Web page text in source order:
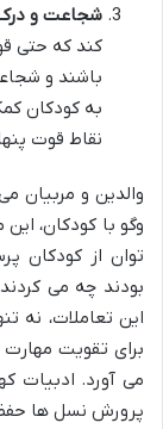
شجاعت و
کند که حتی
باشند و
به کودکان
نقاط قوت
والدین و مربیان
وگو با کودکان،
توان از کودکان
بودند چه می
این تعاملات، نه
برای تقویت
می آورد. ادبیات
پرورش نسل ها حفظ